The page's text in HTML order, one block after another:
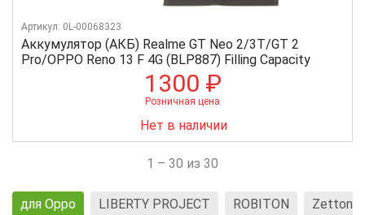
Аккумулятор (АКБ) Realme GT Neo 2/3T/GT 2
Pro/OPPO Reno 13 F 4G (BLP887) Filling Capacity
Артикул: 0L-00068323
1300 ₽
Розничная цена
Нет в наличии
1 – 30 из 30
для Oppo LIBERTY PROJECT ROBITON Zetton